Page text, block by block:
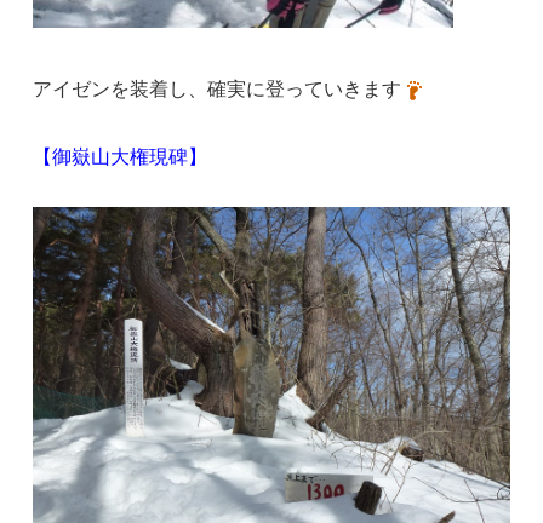
アイゼンを装着し、確実に登っていきます
【御嶽山大権現碑】